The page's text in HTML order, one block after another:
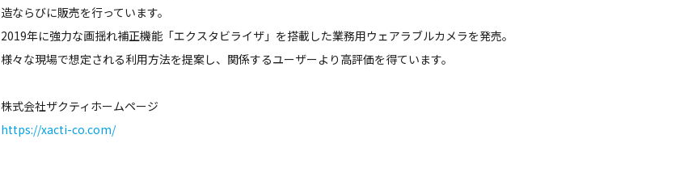
造ならびに販売を行っています。
2019年に強力な画揺れ補正機能「エクスタビライザ」を搭載した業務用ウェアラブルカメラを発売。
様々な現場で想定される利用方法を提案し、関係するユーザーより高評価を得ています。
株式会社ザクティホームページ
https://xacti-co.com/